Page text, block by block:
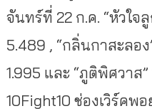
จันทร์ที่ 22 ก.ค. “หัวใจ
5.489 , “กลิ่นกาสะลอ
1.995 และ “ภูติพิศวาส
10Fight10 ช่องเวิร์คพ